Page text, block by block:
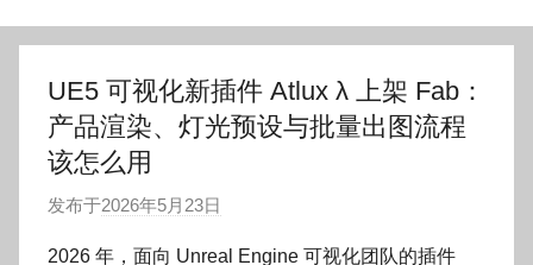
UE5 可视化新插件 Atlux λ 上架 Fab：
产品渲染、灯光预设与批量出图流程
该怎么用
发布于2026年5月23日
2026 年，面向 Unreal Engine 可视化团队的插件